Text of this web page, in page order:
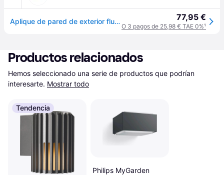
Aplique de pared de exterior fluctus marca nordlux - Negro - 13 cm 77,95 €
O 3 pagos de 25,98 € TAE 0%¹
Productos relacionados
Hemos seleccionado una serie de productos que podrían
interesarte. Mostrar todo
Tendencia
Philips MyGarden